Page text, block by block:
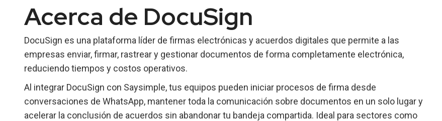
Acerca de DocuSign
DocuSign es una plataforma líder de firmas electrónicas y acuerdos digitales que permite a las
empresas enviar, firmar, rastrear y gestionar documentos de forma completamente electrónica,
reduciendo tiempos y costos operativos.
Al integrar DocuSign con Saysimple, tus equipos pueden iniciar procesos de firma desde
conversaciones de WhatsApp, mantener toda la comunicación sobre documentos en un solo lugar y
acelerar la conclusión de acuerdos sin abandonar tu bandeja compartida. Ideal para sectores como